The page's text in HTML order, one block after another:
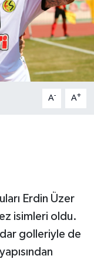
A- A+
Erdin Üzer
isimleri oldu.
golleriyle de